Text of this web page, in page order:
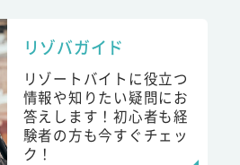
リゾバガイド
リゾートバイトに役立つ
情報や知りたい疑問にお
答えします！初心者も経
験者の方も今すぐチェッ
ク！